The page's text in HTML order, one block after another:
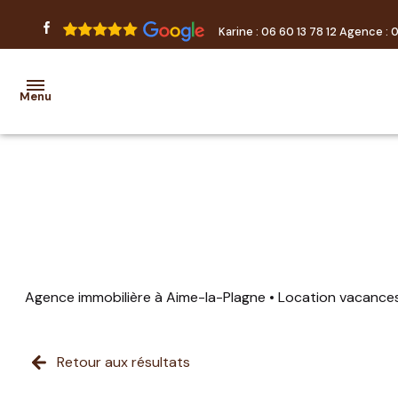
Karine : 06 60 13 78 12 Agence :
Menu
estimation
prestations
Agence immobilière à Aime-la-Plagne Location
Retour aux résultats